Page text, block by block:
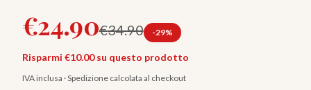
€24.90€34.90 -29%
Risparmi €10.00su questo prodotto
IVA inclusa · Spedizione calcolata al checkout